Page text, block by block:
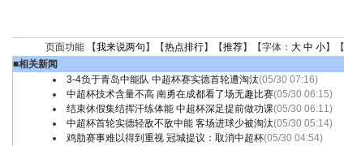
页面功能 【我来说两句 】【热点排行】【推荐】【字体： 大 中 小】【
■相关新闻
3-4负于青岛中能队 中超杯赛实德首轮遭淘汰(05/30 07:16)
中超杯技术含量不高 南勇在成都看了场无趣比赛(05/30 06:15)
结束休假集结挥汗练体能 中超杯深足提前做功课(05/30 06:11)
中超杯首轮实德轻敌不敌中能 客场进球少被淘汰(05/30 05:14)
鸡肋赛事难以得到重视 冠城提议：取消中超杯(05/30 04:54)